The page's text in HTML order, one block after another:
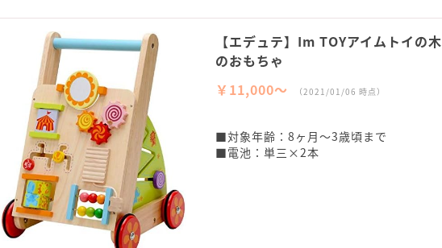
【エデュテ】Im TOYアイムトイの木
のおもちゃ
￥11,000〜
（2021/01/06 時点）
■対象年齢：8ヶ月～3歳頃まで
■電池：単三×2本